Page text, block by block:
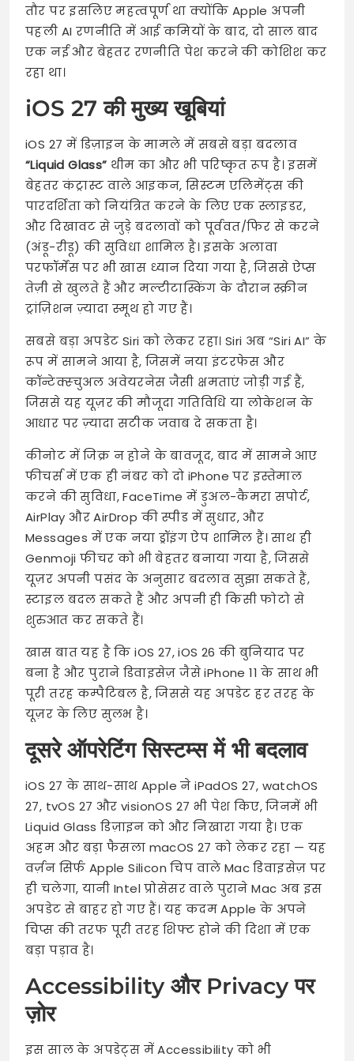
तौर पर इसलिए महत्वपूर्ण था क्योंकि Apple अपनी
पहली AI रणनीति में आई कमियों के बाद, दो साल बाद
एक नई और बेहतर रणनीति पेश करने की कोशिश कर
रहा था।
iOS 27 की मुख्य खूबियां
iOS 27 में डिज़ाइन के मामले में सबसे बड़ा बदलाव
“Liquid Glass” थीम का और भी परिष्कृत रूप है। इसमें
बेहतर कंट्रास्ट वाले आइकन, सिस्टम एलिमेंट्स की
पारदर्शिता को नियंत्रित करने के लिए एक स्लाइडर,
और दिखावट से जुड़े बदलावों को पूर्ववत/फिर से करने
(अंडू-रीडू) की सुविधा शामिल है। इसके अलावा
परफॉर्मेंस पर भी खास ध्यान दिया गया है, जिससे ऐप्स
तेज़ी से खुलते हैं और मल्टीटास्किंग के दौरान स्क्रीन
ट्रांज़िशन ज़्यादा स्मूथ हो गए हैं।
सबसे बड़ा अपडेट Siri को लेकर रहा। Siri अब “Siri AI” के
रूप में सामने आया है, जिसमें नया इंटरफेस और
कॉन्टेक्स्चुअल अवेयरनेस जैसी क्षमताएं जोड़ी गई हैं,
जिससे यह यूज़र की मौजूदा गतिविधि या लोकेशन के
आधार पर ज़्यादा सटीक जवाब दे सकता है।
कीनोट में जिक्र न होने के बावजूद, बाद में सामने आए
फीचर्स में एक ही नंबर को दो iPhone पर इस्तेमाल
करने की सुविधा, FaceTime में डुअल-कैमरा सपोर्ट,
AirPlay और AirDrop की स्पीड में सुधार, और
Messages में एक नया ड्रॉइंग ऐप शामिल हैं। साथ ही
Genmoji फीचर को भी बेहतर बनाया गया है, जिससे
यूज़र अपनी पसंद के अनुसार बदलाव सुझा सकते हैं,
स्टाइल बदल सकते हैं और अपनी ही किसी फोटो से
शुरुआत कर सकते हैं।
खास बात यह है कि iOS 27, iOS 26 की बुनियाद पर
बना है और पुराने डिवाइसेज़ जैसे iPhone 11 के साथ भी
पूरी तरह कम्पैटिबल है, जिससे यह अपडेट हर तरह के
यूज़र के लिए सुलभ है।
दूसरे ऑपरेटिंग सिस्टम्स में भी बदलाव
iOS 27 के साथ-साथ Apple ने iPadOS 27, watchOS
27, tvOS 27 और visionOS 27 भी पेश किए, जिनमें भी
Liquid Glass डिज़ाइन को और निखारा गया है। एक
अहम और बड़ा फैसला macOS 27 को लेकर रहा — यह
वर्ज़न सिर्फ Apple Silicon चिप वाले Mac डिवाइसेज़ पर
ही चलेगा, यानी Intel प्रोसेसर वाले पुराने Mac अब इस
अपडेट से बाहर हो गए हैं। यह कदम Apple के अपने
चिप्स की तरफ पूरी तरह शिफ्ट होने की दिशा में एक
बड़ा पड़ाव है।
Accessibility और Privacy पर
ज़ोर
इस साल के अपडेट्स में Accessibility को भी